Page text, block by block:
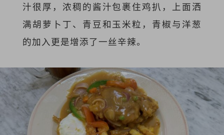
汁很厚，浓稠的酱汁包裹住鸡扒，上面洒
满胡萝卜丁、青豆和玉米粒，青椒与洋葱
的加入更是增添了一丝辛辣。